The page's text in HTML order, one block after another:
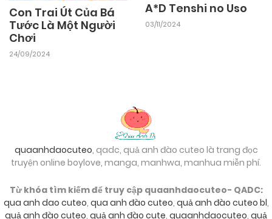
Con Trai Út Của Bá
Tước Là Một Người
Chơi
24/09/2024
A*D Tenshi no Uso
03/11/2024
quaanhdaocuteo, qadc, quả anh đào cuteo là trang đọc
truyện online boylove, manga, manhwa, manhua miễn phí.
Từ khóa tìm kiếm để truy cập quaanhdaocuteo- QADC:
qua anh dao cuteo, qua anh đào cuteo, quả anh đào cuteo bl,
quả anh đào cuteo, quả anh đào cute, quaanhdaocuteo, quả